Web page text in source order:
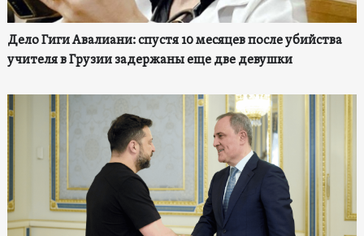
Дело Гиги Авалиани: спустя 10 месяцев после убийства
учителя в Грузии задержаны еще две девушки